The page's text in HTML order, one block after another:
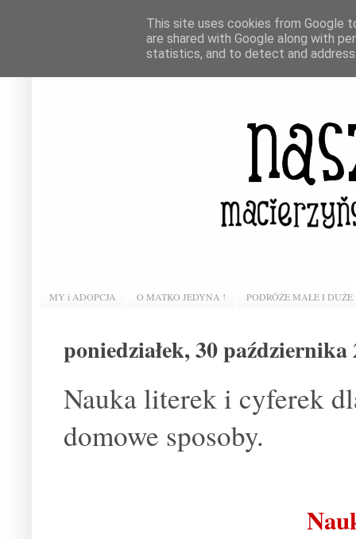
MY i ADOPCJA O MATKO JEDYNA ! PODRÓŻE MAŁE I DUŻE
poniedziałek, 30 października
Nauka literek i cyferek
domowe sposoby.
This site uses cookies from Google
are shared with Google along with
statistics, and to detect and address